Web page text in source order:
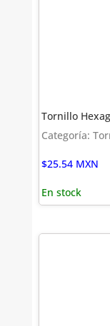
Tornillo
Categoría:
$25.54 MXN
En stock